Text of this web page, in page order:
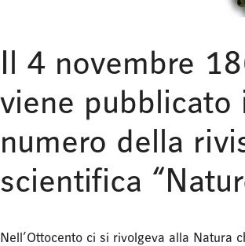
Il 4 novembre
viene pubblicato
numero della
scientifica
Nell’Ottocento ci si rivolgeva alla Natura